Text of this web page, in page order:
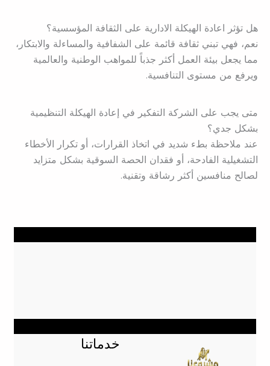
هل تؤثر اعادة الهيكلة الادارية على الثقافة المؤسسية؟
نعم، فهي تبني ثقافة قائمة على الشفافية والمساءلة والابتكار،
مما يجعل بيئة العمل أكثر جذباً للمواهب الوطنية والعالمية
ويرفع من مستوى التنافسية.
متى يجب على الشركة التفكير في إعادة الهيكلة التنظيمية
بشكل جدي؟
عند ملاحظة بطء شديد في اتخاذ القرارات، أو تكرار الأخطاء
التشغيلية الفادحة، أو فقدان الحصة السوقية بشكل متزايد
لصالح منافسين أكثر رشاقة وتقنية.
خدماتنا